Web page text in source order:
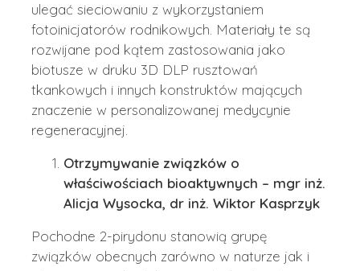
ulegać sieciowaniu z wykorzystaniem
fotoinicjatorów rodnikowych. Materiały te są
rozwijane pod kątem zastosowania jako
biotusze w druku 3D DLP rusztowań
tkankowych i innych konstruktów mających
znaczenie w personalizowanej medycynie
regeneracyjnej.
Otrzymywanie związków o
właściwościach bioaktywnych – mgr inż.
Alicja Wysocka, dr inż. Wiktor Kasprzyk
Pochodne 2-pirydonu stanowią grupę
związków obecnych zarówno w naturze jak i